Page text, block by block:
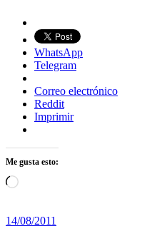
WhatsApp
Telegram
Correo electrónico
Reddit
Imprimir
Me gusta esto:
Cargando...
14/08/2011